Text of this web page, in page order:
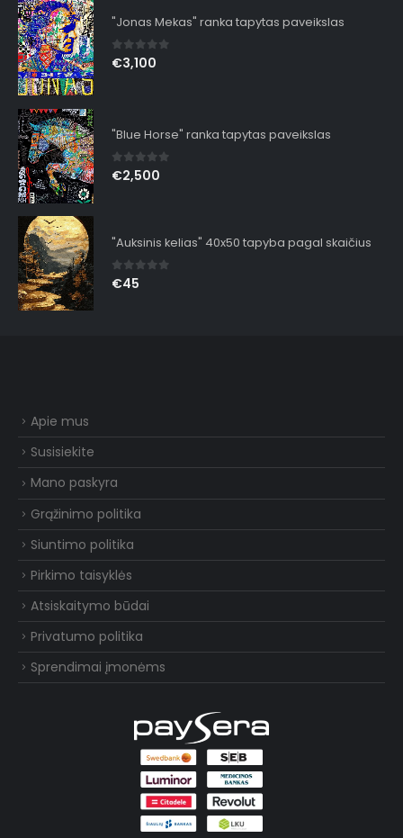
"Jonas Mekas" ranka tapytas paveikslas
0out of 5
€3,100
"Blue Horse" ranka tapytas paveikslas
0out of 5
€2,500
"Auksinis kelias" 40x50 tapyba pagal skaičius
0out of 5
€45
Apie mus
Susisiekite
Mano paskyra
Grąžinimo politika
Siuntimo politika
Pirkimo taisyklės
Atsiskaitymo būdai
Privatumo politika
Sprendimai įmonėms